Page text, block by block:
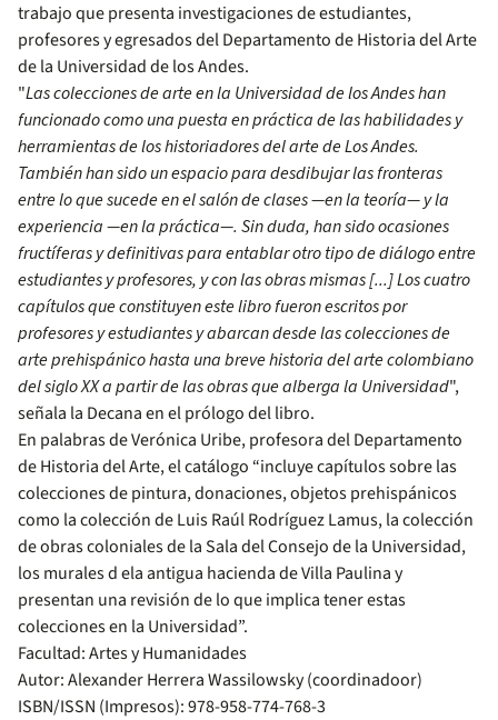
trabajo que presenta investigaciones de estudiantes,
profesores y egresados del Departamento de Historia del Arte
de la Universidad de los Andes.
"Las colecciones de arte en la Universidad de los Andes han
funcionado como una puesta en práctica de las habilidades y
herramientas de los historiadores del arte de Los Andes.
También han sido un espacio para desdibujar las fronteras
entre lo que sucede en el salón de clases —en la teoría— y la
experiencia —en la práctica—. Sin duda, han sido ocasiones
fructíferas y definitivas para entablar otro tipo de diálogo entre
estudiantes y profesores, y con las obras mismas [...] Los cuatro
capítulos que constituyen este libro fueron escritos por
profesores y estudiantes y abarcan desde las colecciones de
arte prehispánico hasta una breve historia del arte colombiano
del siglo XX a partir de las obras que alberga la Universidad",
señala la Decana en el prólogo del libro.
En palabras de Verónica Uribe, profesora del Departamento
de Historia del Arte, el catálogo “incluye capítulos sobre las
colecciones de pintura, donaciones, objetos prehispánicos
como la colección de Luis Raúl Rodríguez Lamus, la colección
de obras coloniales de la Sala del Consejo de la Universidad,
los murales d ela antigua hacienda de Villa Paulina y
presentan una revisión de lo que implica tener estas
colecciones en la Universidad”.
Facultad: Artes y Humanidades
Autor: Alexander Herrera Wassilowsky (coordinadoor)
ISBN/ISSN (Impresos): 978-958-774-768-3